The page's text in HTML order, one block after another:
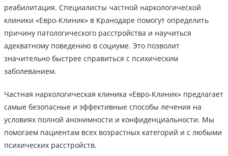
реабилитация. Специалисты частной наркологической
клиники «Евро-Клиник» в Кранодаре помогут определить
причину патологического расстройства и научиться
адекватному поведению в социуме. Это позволит
значительно быстрее справиться с психическим
заболеванием.
Частная наркологическая клиника «Евро-Клиник» предлагает
самые безопасные и эффективные способы лечения на
условиях полной анонимности и конфиденциальности. Мы
помогаем пациентам всех возрастных категорий и с любыми
психических расстройств.